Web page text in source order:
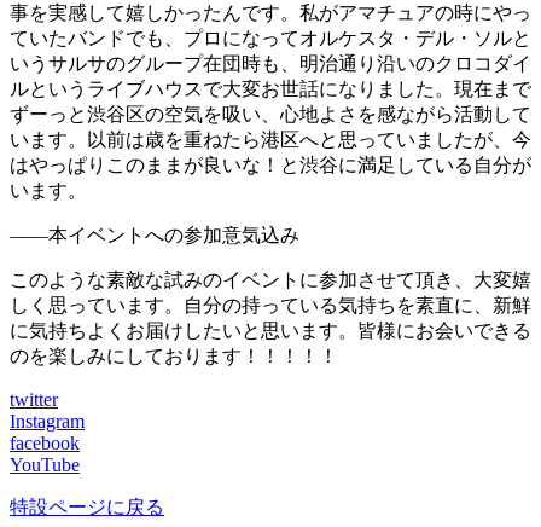
事を実感して嬉しかったんです。私がアマチュアの時にやっ
ていたバンドでも、プロになってオルケスタ・デル・ソルと
いうサルサのグループ在団時も、明治通り沿いのクロコダイ
ルというライブハウスで大変お世話になりました。現在まで
ずーっと渋谷区の空気を吸い、心地よさを感ながら活動して
います。以前は歳を重ねたら港区へと思っていましたが、今
はやっぱりこのままが良いな！と渋谷に満足している自分が
います。
——本イベントへの参加意気込み
このような素敵な試みのイベントに参加させて頂き、大変嬉
しく思っています。自分の持っている気持ちを素直に、新鮮
に気持ちよくお届けしたいと思います。皆様にお会いできる
のを楽しみにしております！！！！！
twitter
Instagram
facebook
YouTube
特設ページに戻る